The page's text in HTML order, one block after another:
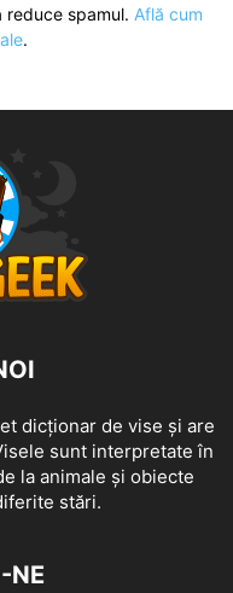
reduce spamul. Află cum
.
dicționar de vise și are
sunt interpretate în
la animale și obiecte
stări.
NE